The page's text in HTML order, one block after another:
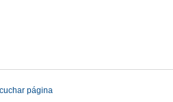
ventana nueva
página